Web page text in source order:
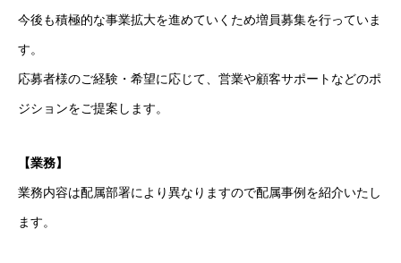
今後も積極的な事業拡大を進めていくため増員募集を行っていま
す。
応募者様のご経験・希望に応じて、営業や顧客サポートなどのポ
ジションをご提案します。
【業務】
業務内容は配属部署により異なりますので配属事例を紹介いたし
ます。